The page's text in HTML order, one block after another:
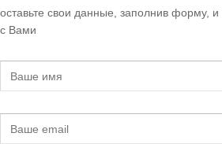
оставьте свои данные, заполнив форму,
с Вами